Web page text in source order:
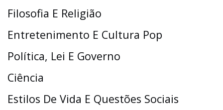
Filosofia E Religião
Entretenimento E Cultura Pop
Política, Lei E Governo
Ciência
Estilos De Vida E Questões Sociais